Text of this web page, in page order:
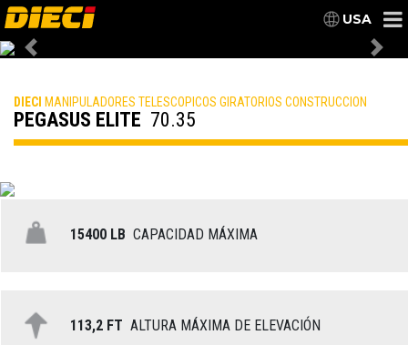
USA
Previous
DIECI MANIPULADORES TELESCOPICOS GIRATORIOS CONSTRUCCION
PEGASUS ELITE 70.35
15400 LB CAPACIDAD MÁXIMA
113,2 FT ALTURA MÁXIMA DE ELEVACIÓN